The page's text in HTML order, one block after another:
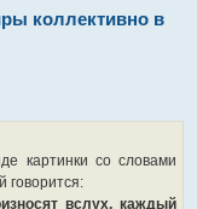
коллективно в
картинки со словами
говорится:
вслух, каждый